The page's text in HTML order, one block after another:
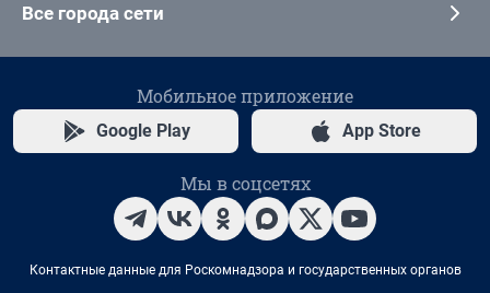
Все города сети
Мобильное приложение
Google Play App Store
Мы в соцсетях
Контактные данные для Роскомнадзора и государственных органов